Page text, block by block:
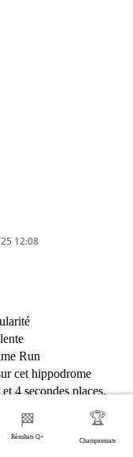
12:08
Run
cet hippodrome
4 secondes places.
🏁
Résultats Q+
🏆
Championnats